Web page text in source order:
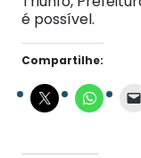
é possível.
Compartilhe: